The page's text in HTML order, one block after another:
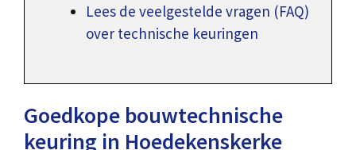
Lees de veelgestelde vragen (FAQ)
over technische keuringen
Goedkope bouwtechnische
keuring in Hoedekenskerke